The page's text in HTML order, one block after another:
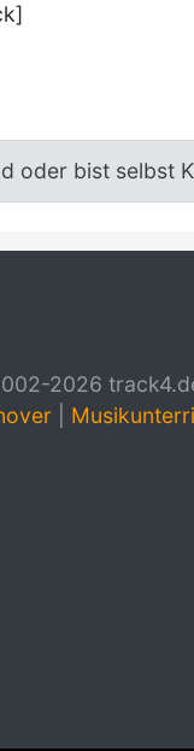
oder bist selbst
2026